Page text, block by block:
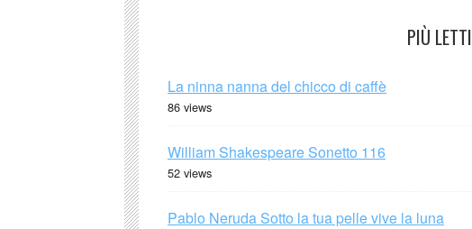
PIÙ LETTI
La ninna nanna del chicco di caffè
86 views
William Shakespeare Sonetto 116
52 views
Pablo Neruda Sotto la tua pelle vive la luna